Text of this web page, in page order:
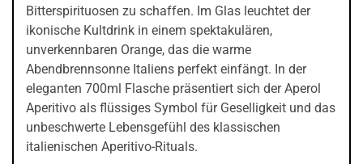
Bitterspirituosen zu schaffen. Im Glas leuchtet der
ikonische Kultdrink in einem spektakulären,
unverkennbaren Orange, das die warme
Abendbrennsonne Italiens perfekt einfängt. In der
eleganten 700ml Flasche präsentiert sich der Aperol
Aperitivo als flüssiges Symbol für Geselligkeit und das
unbeschwerte Lebensgefühl des klassischen
italienischen Aperitivo-Rituals.